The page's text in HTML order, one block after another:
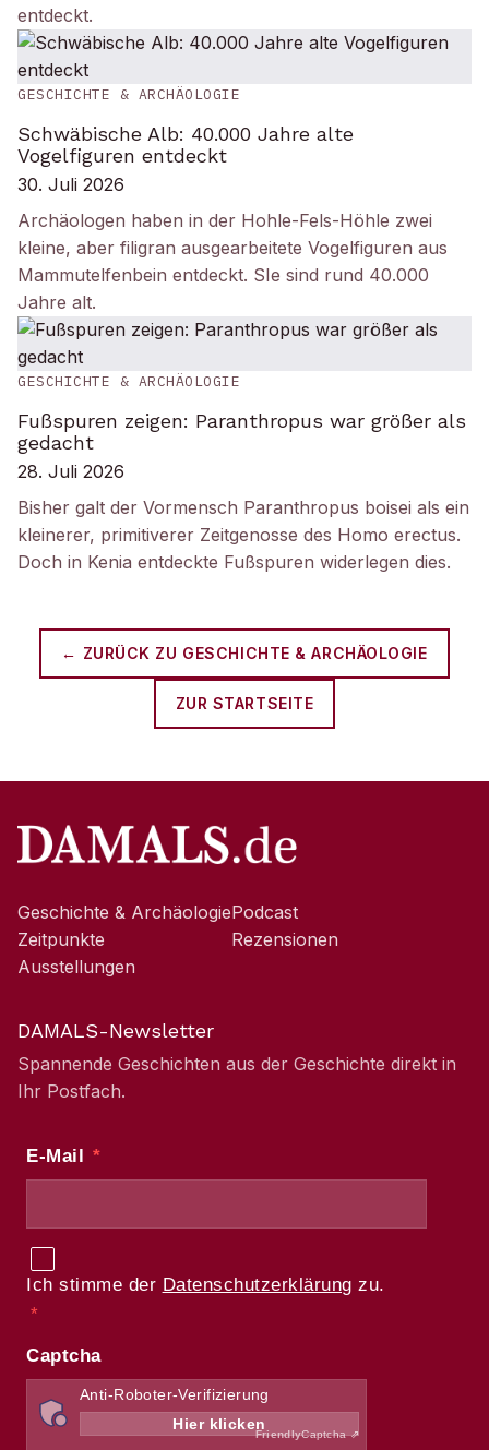
entdeckt.
GESCHICHTE & ARCHÄOLOGIE
Schwäbische Alb: 40.000 Jahre alte
Vogelfiguren entdeckt
30. Juli 2026
Archäologen haben in der Hohle-Fels-Höhle zwei
kleine, aber filigran ausgearbeitete Vogelfiguren aus
Mammutelfenbein entdeckt. SIe sind rund 40.000
Jahre alt.
GESCHICHTE & ARCHÄOLOGIE
Fußspuren zeigen: Paranthropus war größer als
gedacht
28. Juli 2026
Bisher galt der Vormensch Paranthropus boisei als ein
kleinerer, primitiverer Zeitgenosse des Homo erectus.
Doch in Kenia entdeckte Fußspuren widerlegen dies.
← ZURÜCK ZU GESCHICHTE & ARCHÄOLOGIE
ZUR STARTSEITE
Geschichte & Archäologie
Zeitpunkte
Ausstellungen
Podcast
Rezensionen
DAMALS-Newsletter
Spannende Geschichten aus der Geschichte direkt in
Ihr Postfach.